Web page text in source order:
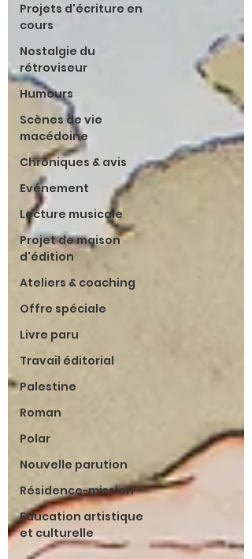
Projets d'écriture en
cours
Nostalgie du
rétroviseur
Humeurs
Scènes de vie
macédoine
Chroniques & avis
Evénement
Lecture musicale
Projet de maison
d'édition
Ateliers & coaching
Offre spéciale
Livre paru
Travail éditorial
Palestine
Roman
Polar
Nouvelle parution
Résidence-mission
Education artistique
et culturelle